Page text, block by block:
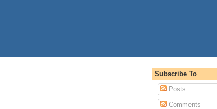
Subscribe To
Posts
Comments